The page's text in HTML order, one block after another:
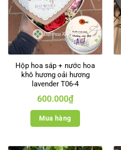
Hộp hoa sáp + nước hoa
khô hương oải hương
lavender T06-4
600.000₫
Mua hàng